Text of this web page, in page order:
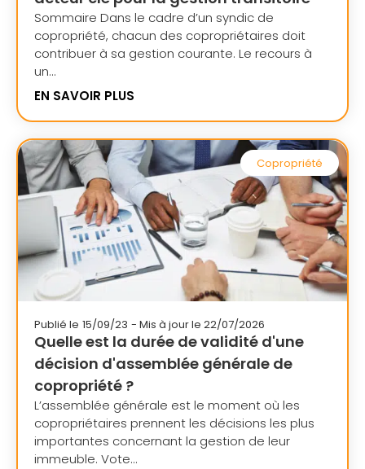
Sommaire Dans le cadre d’un syndic de
copropriété, chacun des copropriétaires doit
contribuer à sa gestion courante. Le recours à
un...
EN SAVOIR PLUS
Copropriété
Publié le 15/09/23 - Mis à jour le 22/07/2026
Quelle est la durée de validité d'une
décision d'assemblée générale de
copropriété ?
L’assemblée générale est le moment où les
copropriétaires prennent les décisions les plus
importantes concernant la gestion de leur
immeuble. Vote...